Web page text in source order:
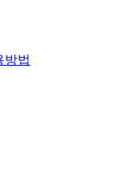
방법